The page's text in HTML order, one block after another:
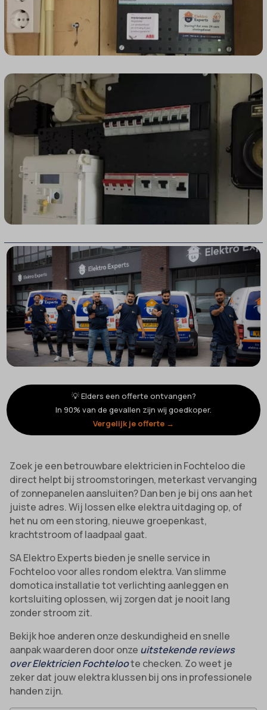
💡 Elders een offerte ontvangen?
In 90% van de gevallen zijn wij goedkoper.
Vergelijk je offerte →
Zoek je een betrouwbare elektricien in Fochteloo die
direct helpt bij stroomstoringen, meterkast vervanging
of zonnepanelen aansluiten? Dan ben je bij ons aan het
juiste adres. Wij lossen elke elektra uitdaging op, of
het nu om een storing, nieuwe groepenkast,
krachtstroom of laadpaal gaat.
SA Elektro Experts bieden je snelle service in
Fochteloo voor alles rondom elektra. Van slimme
domotica installatie tot verlichting aanleggen en
kortsluiting oplossen, wij zorgen dat je nooit lang
zonder stroom zit.
Bekijk hoe anderen onze deskundigheid en snelle
aanpak waarderen door onze uitstekende reviews
over Elektricien Fochteloote checken. Zo weet je
zeker dat jouw elektra klussen bij ons in professionele
handen zijn.